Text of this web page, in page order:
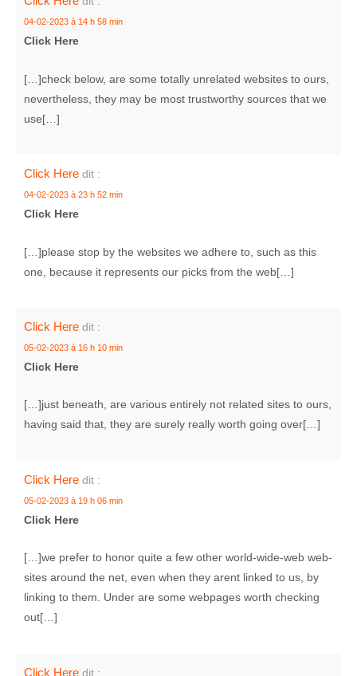
04-02-2023 à 14 h 58 min
Click Here
[…]check below, are some totally unrelated websites to ours,
nevertheless, they may be most trustworthy sources that we
use[…]
Click Here dit :
04-02-2023 à 23 h 52 min
Click Here
[…]please stop by the websites we adhere to, such as this
one, because it represents our picks from the web[…]
Click Here dit :
05-02-2023 à 16 h 10 min
Click Here
[…]just beneath, are various entirely not related sites to ours,
having said that, they are surely really worth going over[…]
Click Here dit :
05-02-2023 à 19 h 06 min
Click Here
[…]we prefer to honor quite a few other world-wide-web web-
sites around the net, even when they arent linked to us, by
linking to them. Under are some webpages worth checking
out[…]
Click Here dit :